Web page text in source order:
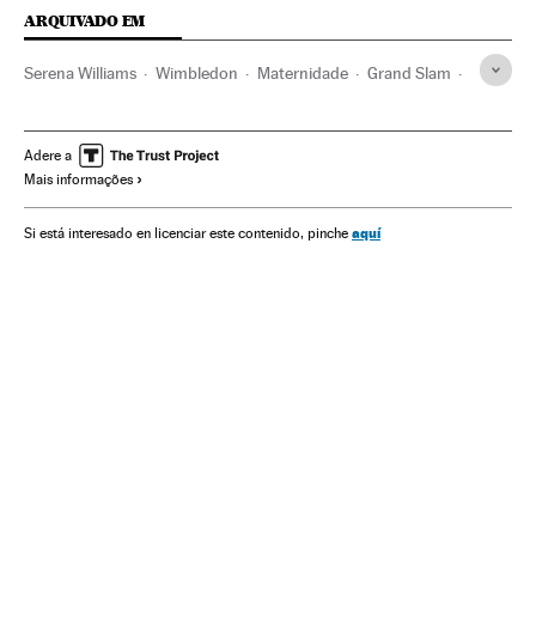
ARQUIVADO EM
Serena Williams Wimbledon Maternidade Grand Slam
Adere a
Mais informações
Si está interesado en licenciar este contenido, pinche aquí